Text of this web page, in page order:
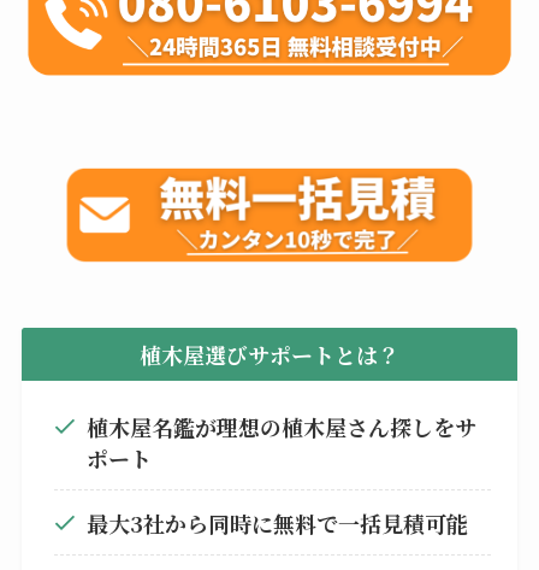
植木屋選びサポートとは？
植木屋名鑑が理想の植木屋さん探しをサ
ポート
最大3社から同時に無料で一括見積可能